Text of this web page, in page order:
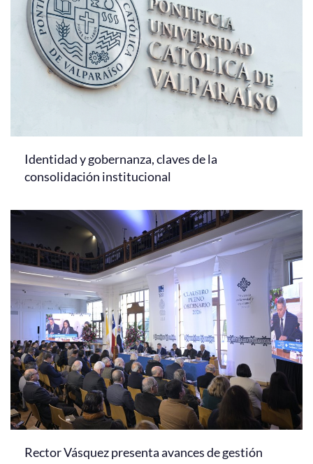
Identidad y gobernanza, claves de la
consolidación institucional
Rector Vásquez presenta avances de gestión